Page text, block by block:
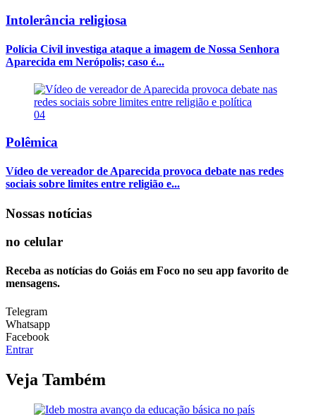
Intolerância religiosa
Polícia Civil investiga ataque a imagem de Nossa Senhora
Aparecida em Nerópolis; caso é...
04
Polêmica
Vídeo de vereador de Aparecida provoca debate nas redes
sociais sobre limites entre religião e...
Nossas notícias
no celular
Receba as notícias do Goiás em Foco no seu app favorito de
mensagens.
Telegram
Whatsapp
Facebook
Entrar
Veja Também